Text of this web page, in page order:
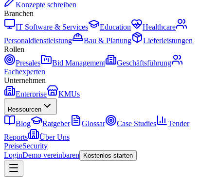
Konzepte schreiben
Branchen
IT Software & Services
Education
Healthcare
Personaldienstleistung
Bau & Planung
Lieferleistungen
Rollen
Presales
Bid Management
Geschäftsführung
Fachexperten
Unternehmen
Enterprise
KMUs
Ressourcen
Blog Ratgeber Glossar Case Studies
Tender
Reports
Über Uns
PreiseSecurity
LoginDemo vereinbaren Kostenlos starten